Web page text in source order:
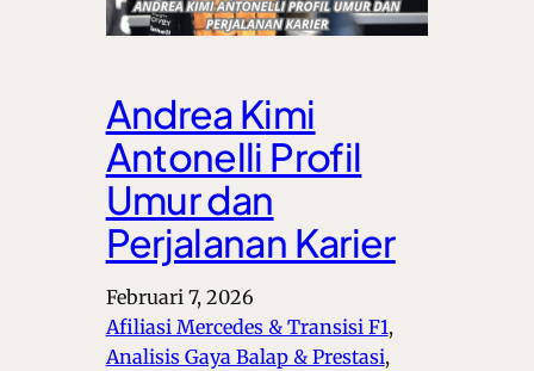
Andrea Kimi
Antonelli Profil
Umur dan
Perjalanan Karier
Februari 7, 2026
Afiliasi Mercedes & Transisi F1 ,
Analisis Gaya Balap & Prestasi ,